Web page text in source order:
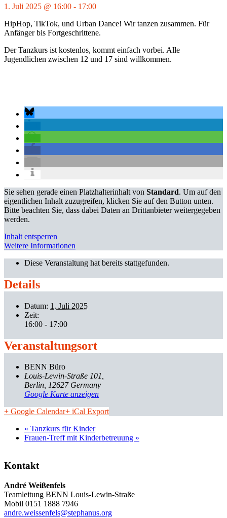
1. Juli 2025 @ 16:00 - 17:00
HipHop, TikTok, und Urban Dance! Wir tanzen zusammen. Für
Anfänger bis Fortgeschrittene.
Der Tanzkurs ist kostenlos, kommt einfach vorbei. Alle
Jugendlichen zwischen 12 und 17 sind willkommen.
Sie sehen gerade einen Platzhalterinhalt von Standard. Um auf den
eigentlichen Inhalt zuzugreifen, klicken Sie auf den Button unten.
Bitte beachten Sie, dass dabei Daten an Drittanbieter weitergegeben
werden.
Inhalt entsperren
Weitere Informationen
Diese Veranstaltung hat bereits stattgefunden.
Details
Datum: 1. Juli 2025
Zeit:
16:00 - 17:00
Veranstaltungsort
BENN Büro
Louis-Lewin-Straße 101
Berlin, 12627 Germany
Google Karte anzeigen
+ Google Calendar+ iCal Export
« Tanzkurs für Kinder
Frauen-Treff mit Kinderbetreuung »
Kontakt
André Weißenfels
Teamleitung BENN Louis-Lewin-Straße
Mobil 0151 1888 7946
andre.weissenfels@stephanus.org